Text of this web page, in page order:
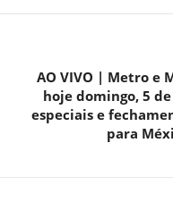
AO VIVO | Metro e
hoje domingo, 5
especiais e
para